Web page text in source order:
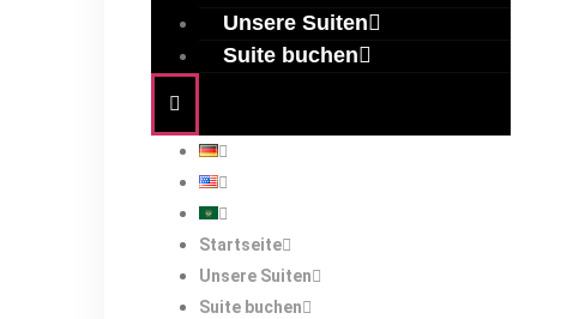
Unsere Suiten
Suite buchen
Startseite
Unsere Suiten
Suite buchen